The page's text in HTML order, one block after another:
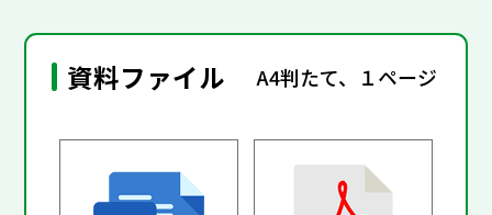
資料ファイル A4判たて、１ページ